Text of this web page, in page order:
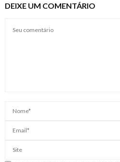
DEIXE UM COMENTÁRIO